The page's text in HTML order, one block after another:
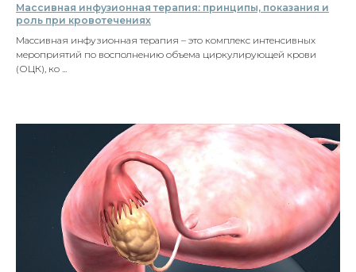
Массивная инфузионная терапия: принципы, показания и
роль при кровотечениях
Массивная инфузионная терапия – это комплекс интенсивных
мероприятий по восполнению объема циркулирующей крови
(ОЦК), ко ...